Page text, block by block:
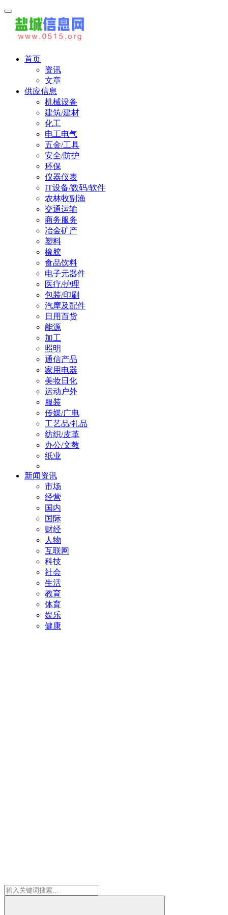
首页
资讯
文章
供应信息
机械设备
建筑/建材
化工
电工电气
五金/工具
安全/防护
环保
仪器仪表
IT设备/数码/软件
农林牧副渔
交通运输
商务服务
冶金矿产
塑料
橡胶
食品饮料
电子元器件
医疗/护理
包装/印刷
汽摩及配件
日用百货
能源
加工
照明
通信产品
家用电器
美妆日化
运动户外
服装
传媒/广电
工艺品/礼品
纺织/皮革
办公/文教
纸业
新闻资讯
市场
经营
国内
国际
财经
人物
互联网
科技
社会
生活
教育
体育
娱乐
健康